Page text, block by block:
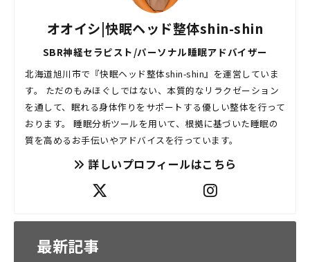
オオイシ|快眠ヘッド整体shin-shin
SBR神経セラピスト/パーソナル睡眠アドバイザー
北海道旭川市で『快眠ヘッド整体shin-shin』を運営していま
す。 ただのもみほぐしではない、本質的なリラクゼーション
を通して、眠れる身体作りをサポートする優しい整体を行って
おります。 睡眠分析ツールを用いて、根拠に基づいた睡眠の
質を高めるお手伝いやアドバイスを行っています。
詳しいプロフィールはこちら
最新記事